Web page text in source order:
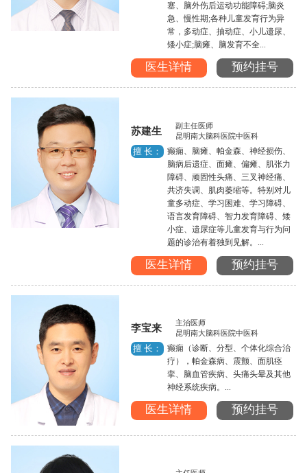
塞、脑外伤后运动功能障碍;脑炎
急、慢性期;各种儿童发育行为异
常，多动症、抽动症、小儿遗尿、
矮小症;脑瘫、脑发育不全...
医生详情 预约挂号
苏建生
副主任医师
昆明南大脑科医院中医科
擅 长：
癫痫、脑瘫、帕金森、神经损伤、
脑病后遗症、面瘫、偏瘫、肌张力
障碍、顽固性头痛、三叉神经痛、
共济失调、肌肉萎缩等。特别对儿
童多动症、学习困难、学习障碍、
语言发育障碍、智力发育障碍、矮
小症、遗尿症等儿童发育与行为问
题的诊治有着独到见解。...
医生详情 预约挂号
李宝来
主治医师
昆明南大脑科医院中医科
擅 长：
癫痫（诊断、分型、个体化综合治
疗），帕金森病、震颤、面肌痉
挛、脑血管疾病、头痛头晕及其他
神经系统疾病。...
医生详情 预约挂号